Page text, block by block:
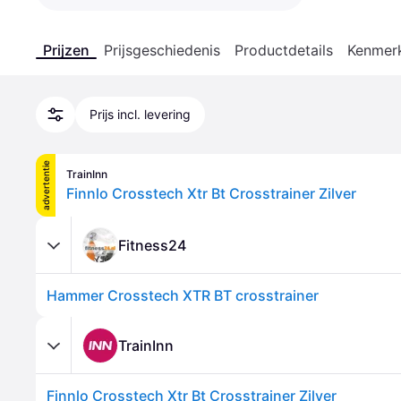
Prijzen Prijsgeschiedenis Productdetails
Prijs incl. levering
advertentie TrainInn
Finnlo Crosstech Xtr Bt Crosstrainer Zilver
Fitness24
Hammer Crosstech XTR BT crosstrainer
TrainInn
Finnlo Crosstech Xtr Bt Crosstrainer Zilver